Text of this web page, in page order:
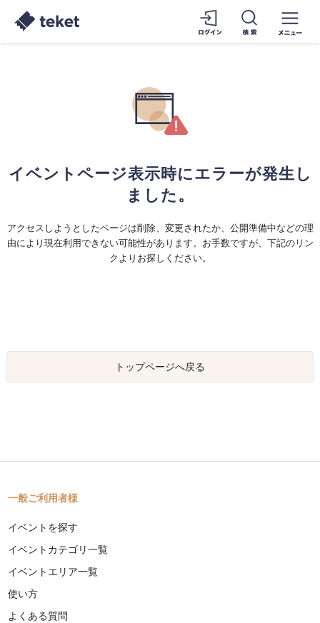
イベントページ表示時にエラーが発生し
ました。
アクセスしようとしたページは削除、変更されたか、公開準備中などの理
由により現在利用できない可能性があります。お手数ですが、下記のリン
クよりお探しください。
トップページへ戻る
一般ご利用者様
イベントを探す
イベントカテゴリ一覧
イベントエリア一覧
使い方
よくある質問